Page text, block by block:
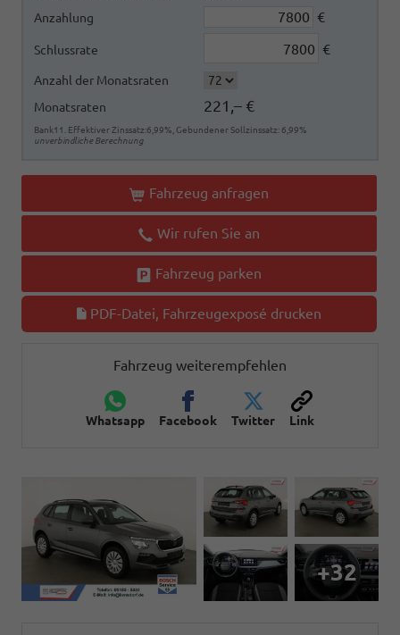
Anzahlung €
Schlussrate €
Anzahl der Monatsraten
Monatsraten
221,– €
Bank11. Effektiver Zinssatz:6,99%, Gebundener Sollzinssatz: 6,99%
unverbindliche Berechnung
Fahrzeug anfragen
Wir rufen Sie an
Fahrzeug parken
PDF-Datei, Fahrzeugexposé drucken
Fahrzeug weiterempfehlen
Whatsapp Facebook Twitter Link
+32